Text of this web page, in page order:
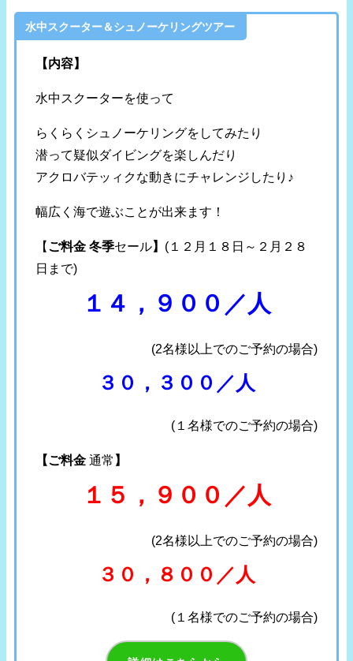
水中スクーター＆シュノーケリングツアー
【内容】
水中スクーターを使って
らくらくシュノーケリングをしてみたり
潜って疑似ダイビングを楽しんだり
アクロバテッィクな動きにチャレンジしたり♪
幅広く海で遊ぶことが出来ます！
【 ご料金 冬季セール】 (１２月１８日～２月２８
日まで)
１４，９００／人
(2名様以上でのご予約の場合)
３０，３００／人
(１名様でのご予約の場合)
【ご料金 通常 】
１５，９００／人
(2名様以上でのご予約の場合)
３０，８００／人
(１名様でのご予約の場合)